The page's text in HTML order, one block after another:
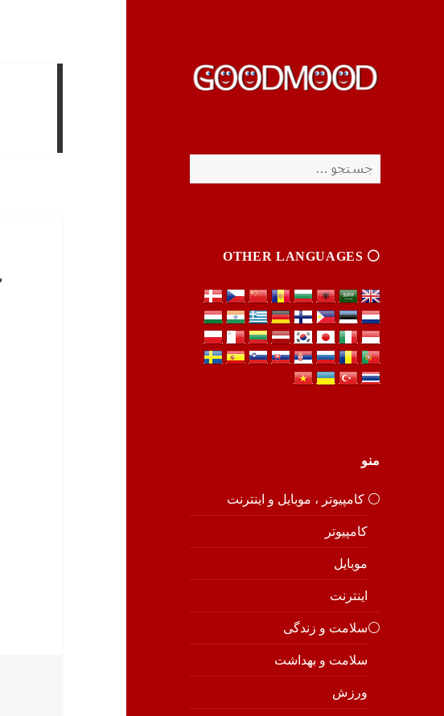
برای:
⚪️ OTHER LANGUAGES
منو
⚪️ کامپیوتر ، موبایل و اینترنت
کامپیوتر
موبایل
اینترنت
⚪️سلامت و زندگی
سلامت و بهداشت
ورزش